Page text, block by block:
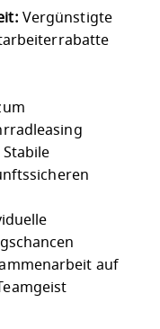
Vergünstigte
Stabile
auf